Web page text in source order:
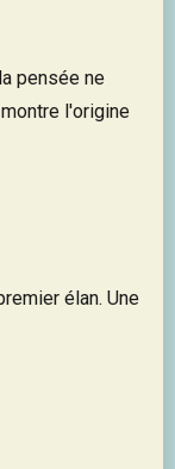
pensée ne
l'origine
élan. Une